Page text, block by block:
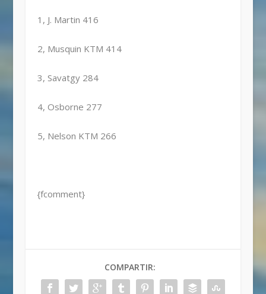
1, J. Martin 416
2, Musquin KTM 414
3, Savatgy 284
4, Osborne 277
5, Nelson KTM 266
{fcomment}
COMPARTIR: